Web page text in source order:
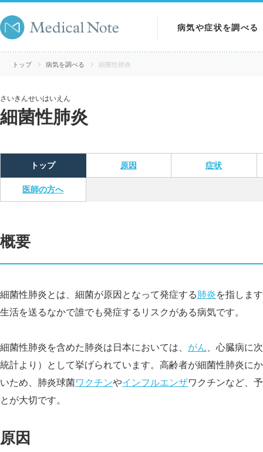
病気や症状を調べる
病気を調べる
トップ 病気を調べる 細菌性肺炎
さいきんせいはいえん
細菌性肺炎
トップ 原因 症状
医師の方へ
概要
細菌性肺炎とは、細菌が原因となって発症する肺炎を指しま
生活を送るなかで誰でも発症するリスクがある病気です。
細菌性肺炎を含めた肺炎は日本においては、 がん、心臓病に
統計より）として挙げられています。高齢者が細菌性肺炎に
いため、肺炎球菌ワクチンやインフルエンザワクチンなど、
とが大切です。
原因